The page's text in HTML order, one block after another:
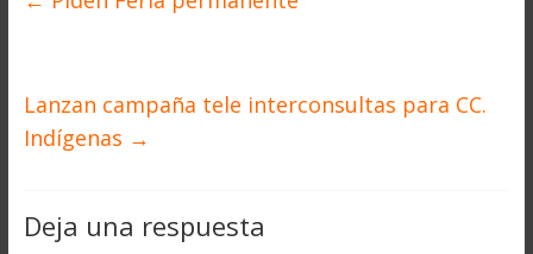
Lanzan campaña tele interconsultas para CC.
Indígenas →
Deja una respuesta